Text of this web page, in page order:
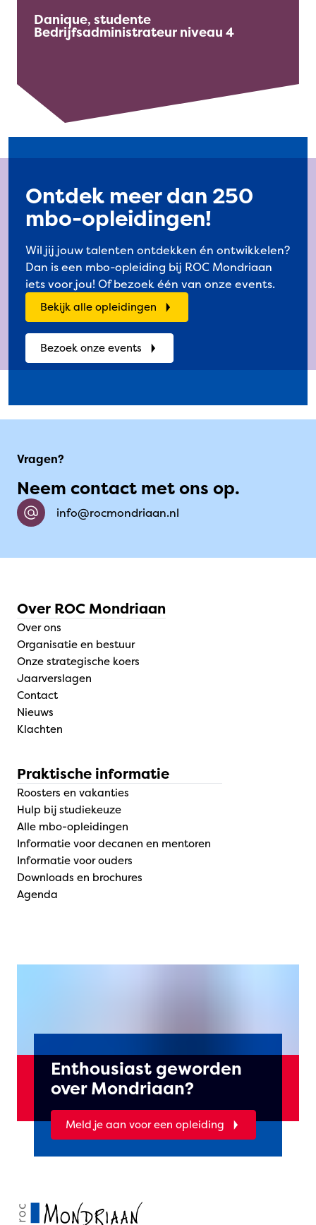
Danique, studente
Bedrijfsadministrateur niveau 4
Ontdek meer dan 250
mbo-opleidingen!
Wil jij jouw talenten ontdekken én ontwikkelen?
Dan is een mbo-opleiding bij ROC Mondriaan
iets voor jou! Of bezoek één van onze events.
Bekijk alle opleidingen
Bezoek onze events
Vragen?
Neem contact met ons op.
info@rocmondriaan.nl
Over ROC Mondriaan
Over ons
Organisatie en bestuur
Onze strategische koers
Jaarverslagen
Contact
Nieuws
Klachten
Praktische informatie
Roosters en vakanties
Hulp bij studiekeuze
Alle mbo-opleidingen
Informatie voor decanen en mentoren
Informatie voor ouders
Downloads en brochures
Agenda
Enthousiast geworden
over Mondriaan?
Meld je aan voor een opleiding